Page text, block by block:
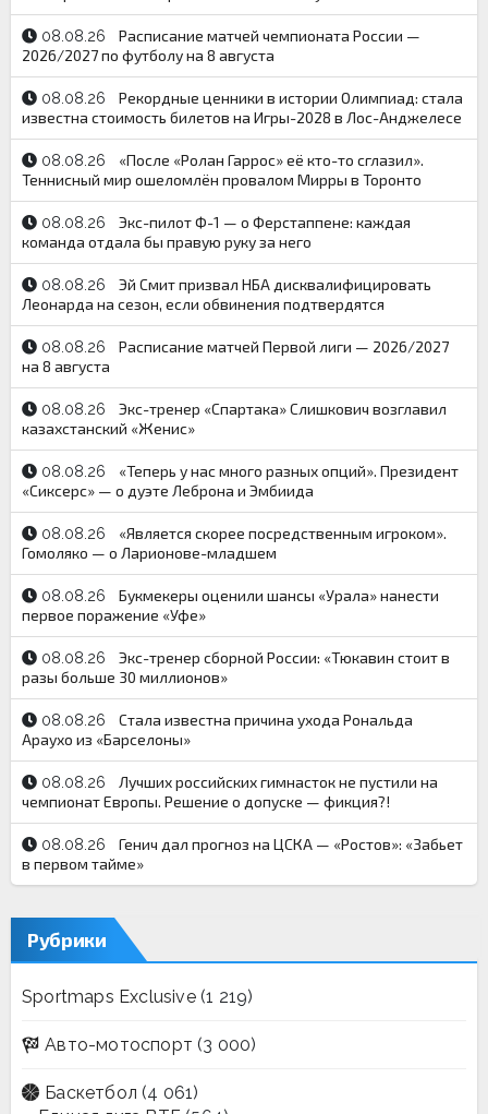
08.08.26
Расписание матчей чемпионата России —
2026/2027 по футболу на 8 августа
08.08.26
Рекордные ценники в истории Олимпиад: стала
известна стоимость билетов на Игры-2028 в Лос-Анджелесе
08.08.26
«После «Ролан Гаррос» её кто-то сглазил».
Теннисный мир ошеломлён провалом Мирры в Торонто
08.08.26
Экс-пилот Ф-1 — о Ферстаппене: каждая
команда отдала бы правую руку за него
08.08.26
Эй Смит призвал НБА дисквалифицировать
Леонарда на сезон, если обвинения подтвердятся
08.08.26
Расписание матчей Первой лиги — 2026/2027
на 8 августа
08.08.26
Экс-тренер «Спартака» Слишкович возглавил
казахстанский «Женис»
08.08.26
«Теперь у нас много разных опций». Президент
«Сиксерс» — о дуэте Леброна и Эмбиида
08.08.26
«Является скорее посредственным игроком».
Гомоляко — о Ларионове-младшем
08.08.26
Букмекеры оценили шансы «Урала» нанести
первое поражение «Уфе»
08.08.26
Экс-тренер сборной России: «Тюкавин стоит в
разы больше 30 миллионов»
08.08.26
Стала известна причина ухода Рональда
Араухо из «Барселоны»
08.08.26
Лучших российских гимнасток не пустили на
чемпионат Европы. Решение о допуске — фикция?!
08.08.26
Генич дал прогноз на ЦСКА — «Ростов»: «Забьет
в первом тайме»
Рубрики
Sportmaps Exclusive(1 219)
Авто-мотоспорт (3 000)
Баскетбол (4 061)